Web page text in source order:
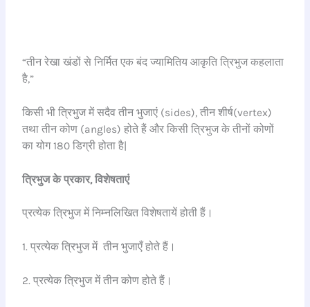
“तीन रेखा खंडों से निर्मित एक बंद ज्यामितिय आकृति त्रिभुज कहलाता
है,”
किसी भी त्रिभुज में सदैव तीन भुजाएं (sides), तीन शीर्ष(vertex)
तथा तीन कोण (angles) होते हैं और किसी त्रिभुज के तीनों कोणों
का योग 180 डिग्री होता है|
त्रिभुज के प्रकार, विशेषताएं
प्रत्येक त्रिभुज में निम्नलिखित विशेषतायें होती हैं।
1. प्रत्येक त्रिभुज में तीन भुजाएँ होते हैं।
2. प्रत्येक त्रिभुज में तीन कोण होते हैं।